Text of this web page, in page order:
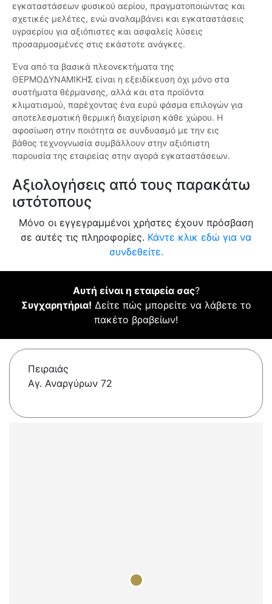
εγκαταστάσεων φυσικού αερίου, πραγματοποιώντας και
σχετικές μελέτες, ενώ αναλαμβάνει και εγκαταστάσεις
υγραερίου για αξιόπιστες και ασφαλείς λύσεις
προσαρμοσμένες στις εκάστοτε ανάγκες.
Ένα από τα βασικά πλεονεκτήματα της
ΘΕΡΜΟΔΥΝΑΜΙΚΗΣ είναι η εξειδίκευση όχι μόνο στα
συστήματα θέρμανσης, αλλά και στα προϊόντα
κλιματισμού, παρέχοντας ένα ευρύ φάσμα επιλογών για
αποτελεσματική θερμική διαχείριση κάθε χώρου. Η
αφοσίωση στην ποιότητα σε συνδυασμό με την εις
βάθος τεχνογνωσία συμβάλλουν στην αξιόπιστη
παρουσία της εταιρείας στην αγορά εγκαταστάσεων.
Αξιολογήσεις από τους παρακάτω
ιστότοπους
Μόνο οι εγγεγραμμένοι χρήστες έχουν πρόσβαση
σε αυτές τις πληροφορίες. Κάντε κλικ εδώ για να
συνδεθείτε.
Αυτή είναι η εταιρεία σας?
Συγχαρητήρια! Δείτε πώς μπορείτε να λάβετε το
πακέτο βραβείων!
Πειραιάς
Αγ. Αναργύρων 72